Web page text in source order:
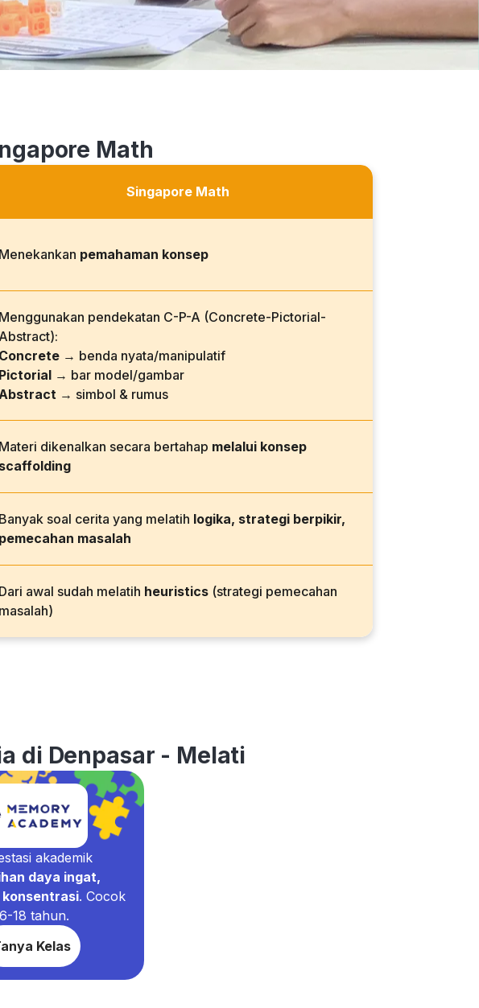
Math
Singapore Math
Menekankan pemahaman konsep
Menggunakan pendekatan C-P-A (Concrete-Pictorial-
Abstract):
Concrete → benda nyata/manipulatif
Pictorial → bar model/gambar
→ simbol & rumus
Materi dikenalkan secara bertahap melalui konsep
scaffolding
Banyak soal cerita yang melatih logika, strategi berpikir,
pemecahan masalah
Dari awal sudah melatih heuristics (strategi pemecahan
masalah)
di Denpasar - Melati
akademik
daya ingat,
. Cocok
18 tahun.
Kelas